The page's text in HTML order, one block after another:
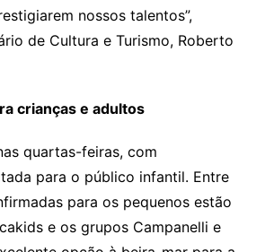
nossos talentos”,
de Cultura e Turismo, Roberto
crianças e adultos
quartas-feiras, com
para o público infantil. Entre
para os pequenos estão
e os grupos Campanelli e